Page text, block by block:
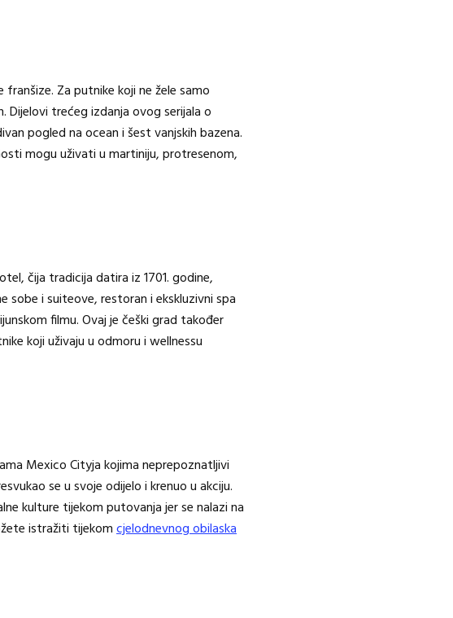
Za putnike koji ne žele samo
Dijelovi trećeg izdanja ovog serijala o
pogled na ocean i šest vanjskih bazena.
mogu uživati u martiniju, protresenom,
čija tradicija datira iz 1701. godine,
sobe i suiteove, restoran i ekskluzivni spa
filmu. Ovaj je češki grad također
koji uživaju u odmoru i wellnessu
Mexico Cityja kojima neprepoznatljivi
se u svoje odijelo i krenuo u akciju.
kulture tijekom putovanja jer se nalazi na
istražiti tijekomcjelodnevnog obilaska